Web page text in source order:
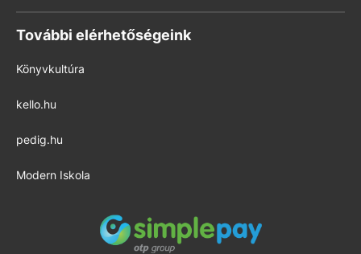
További elérhetőségeink
Könyvkultúra
kello.hu
pedig.hu
Modern Iskola